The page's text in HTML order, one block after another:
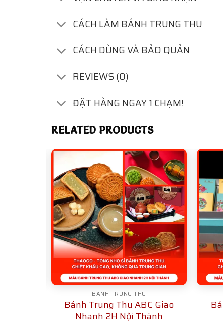
CÁCH LÀM BÁNH TRUNG THU
CÁCH DÙNG VÀ BẢO QUẢN
REVIEWS (0)
ĐẶT HÀNG NGAY 1 CHẠM!
RELATED PRODUCTS
BÁNH TRUNG THU
Bánh Trung Thu ABC Giao
Nhanh 2H Nội Thành